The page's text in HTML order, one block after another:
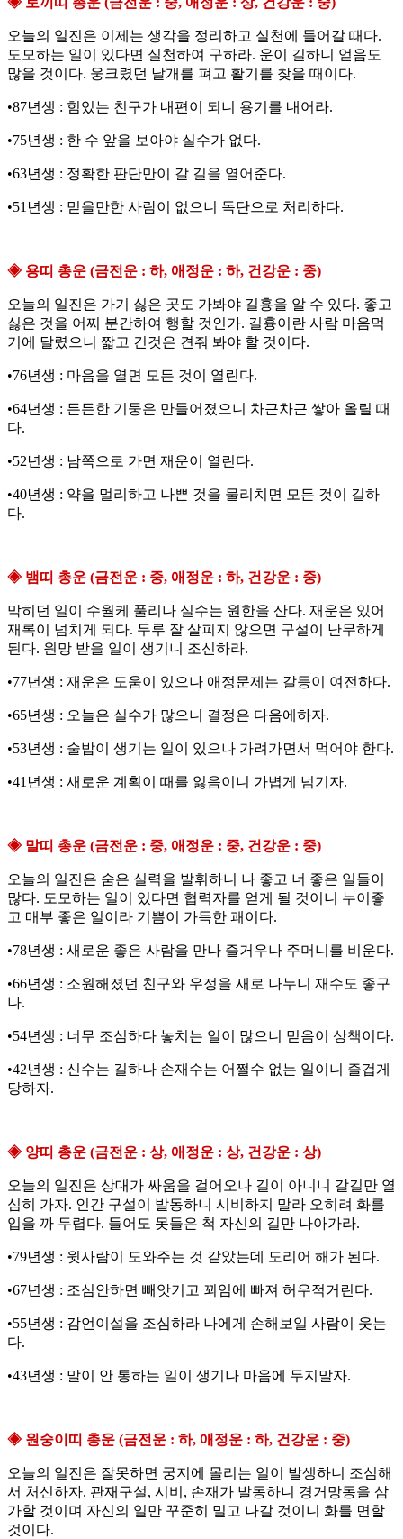
오늘의 일진은 이제는 생각을 정리하고 실천에 들어갈 때다.
도모하는 일이 있다면 실천하여 구하라. 운이 길하니 얻음도
많을 것이다. 웅크렸던 날개를 펴고 활기를 찾을 때이다.
•87년생 : 힘있는 친구가 내편이 되니 용기를 내어라.
•75년생 : 한 수 앞을 보아야 실수가 없다.
•63년생 : 정확한 판단만이 갈 길을 열어준다.
•51년생 : 믿을만한 사람이 없으니 독단으로 처리하다.
◈ 용띠 총운 (금전운 : 하, 애정운 : 하, 건강운 : 중)
오늘의 일진은 가기 싫은 곳도 가봐야 길흉을 알 수 있다. 좋고
싫은 것을 어찌 분간하여 행할 것인가. 길흉이란 사람 마음먹
기에 달렸으니 짧고 긴것은 견줘 봐야 할 것이다.
•76년생 : 마음을 열면 모든 것이 열린다.
•64년생 : 든든한 기둥은 만들어졌으니 차근차근 쌓아 올릴 때
다.
•52년생 : 남쪽으로 가면 재운이 열린다.
•40년생 : 약을 멀리하고 나쁜 것을 물리치면 모든 것이 길하
다.
◈ 뱀띠 총운 (금전운 : 중, 애정운 : 하, 건강운 : 중)
막히던 일이 수월케 풀리나 실수는 원한을 산다. 재운은 있어
재록이 넘치게 되다. 두루 잘 살피지 않으면 구설이 난무하게
된다. 원망 받을 일이 생기니 조신하라.
•77년생 : 재운은 도움이 있으나 애정문제는 갈등이 여전하다.
•65년생 : 오늘은 실수가 많으니 결정은 다음에하자.
•53년생 : 술밥이 생기는 일이 있으나 가려가면서 먹어야 한다.
•41년생 : 새로운 계획이 때를 잃음이니 가볍게 넘기자.
◈ 말띠 총운 (금전운 : 중, 애정운 : 중, 건강운 : 중)
오늘의 일진은 숨은 실력을 발휘하니 나 좋고 너 좋은 일들이
많다. 도모하는 일이 있다면 협력자를 얻게 될 것이니 누이좋
고 매부 좋은 일이라 기쁨이 가득한 괘이다.
•78년생 : 새로운 좋은 사람을 만나 즐거우나 주머니를 비운다.
•66년생 : 소원해졌던 친구와 우정을 새로 나누니 재수도 좋구
나.
•54년생 : 너무 조심하다 놓치는 일이 많으니 믿음이 상책이다.
•42년생 : 신수는 길하나 손재수는 어쩔수 없는 일이니 즐겁게
당하자.
◈ 양띠 총운 (금전운 : 상, 애정운 : 상, 건강운 : 상)
오늘의 일진은 상대가 싸움을 걸어오나 길이 아니니 갈길만 열
심히 가자. 인간 구설이 발동하니 시비하지 말라 오히려 화를
입을 까 두렵다. 들어도 못들은 척 자신의 길만 나아가라.
•79년생 : 윗사람이 도와주는 것 같았는데 도리어 해가 된다.
•67년생 : 조심안하면 빼앗기고 꾀임에 빠져 허우적거린다.
•55년생 : 감언이설을 조심하라 나에게 손해보일 사람이 웃는
다.
•43년생 : 말이 안 통하는 일이 생기나 마음에 두지말자.
◈ 원숭이띠 총운 (금전운 : 하, 애정운 : 하, 건강운 : 중)
오늘의 일진은 잘못하면 궁지에 몰리는 일이 발생하니 조심해
서 처신하자. 관재구설, 시비, 손재가 발동하니 경거망동을 삼
가할 것이며 자신의 일만 꾸준히 밀고 나갈 것이니 화를 면할
것이다.